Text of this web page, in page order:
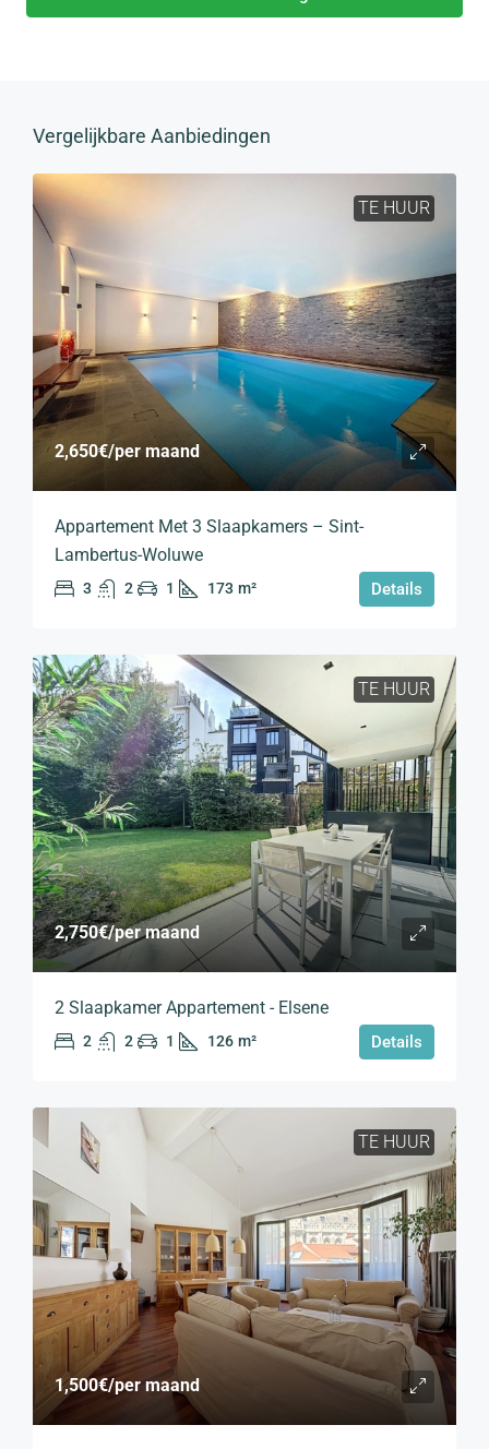
Vergelijkbare Aanbiedingen
TE HUUR
2,650€/per maand
Appartement Met 3 Slaapkamers – Sint-
Lambertus-Woluwe
3 2 1 173 m² Details
TE HUUR
2,750€/per maand
2 Slaapkamer Appartement - Elsene
2 2 1 126 m² Details
TE HUUR
1,500€/per maand